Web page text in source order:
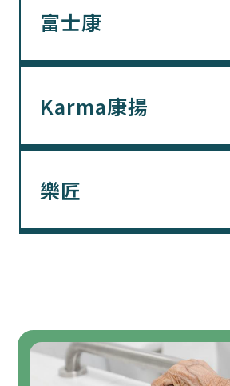
富士康
Karma康揚
樂匠